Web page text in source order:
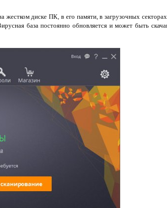
жестком диске ПК, в его памяти, в загрузочных
база постоянно обновляется и может быть